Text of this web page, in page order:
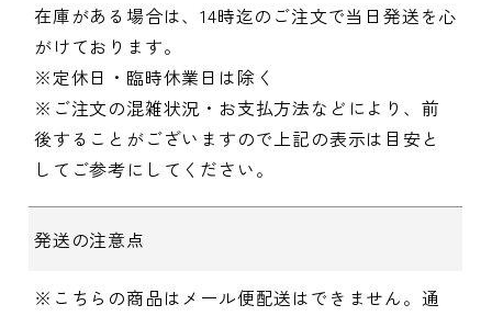
在庫がある場合は、14時迄のご注文で当日発送を心
がけております。
※定休日・臨時休業日は除く
※ご注文の混雑状況・お支払方法などにより、前
後することがございますので上記の表示は目安と
してご参考にしてください。
発送の注意点
※こちらの商品はメール便配送はできません。通